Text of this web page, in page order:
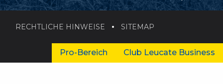
RECHTLICHE HINWEISE SITEMAP
Pro-Bereich Club Leucate Business